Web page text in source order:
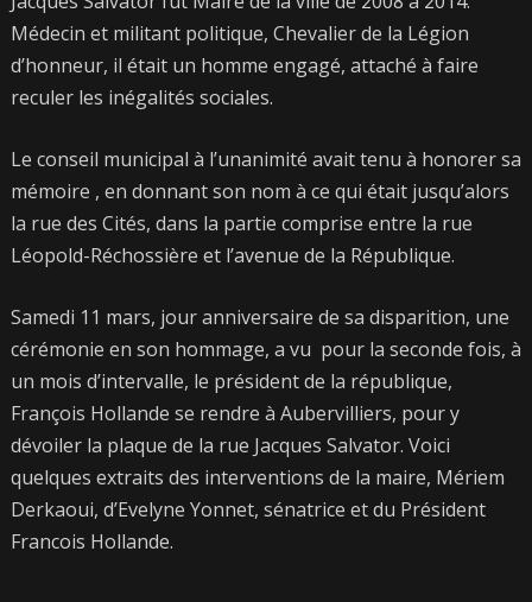
Médecin et militant politique, Chevalier de la Légion
d’honneur, il était un homme engagé, attaché à faire
reculer les inégalités sociales.
Le conseil municipal à l’unanimité avait tenu à honorer sa
mémoire , en donnant son nom à ce qui était jusqu’alors
la rue des Cités, dans la partie comprise entre la rue
Léopold-Réchossière et l’avenue de la République.
Samedi 11 mars, jour anniversaire de sa disparition, une
cérémonie en son hommage, a vu pour la seconde fois, à
un mois d’intervalle, le président de la république,
François Hollande se rendre à Aubervilliers, pour y
dévoiler la plaque de la rue Jacques Salvator. Voici
quelques extraits des interventions de la maire, Mériem
Derkaoui, d’Evelyne Yonnet, sénatrice et du Président
Francois Hollande.